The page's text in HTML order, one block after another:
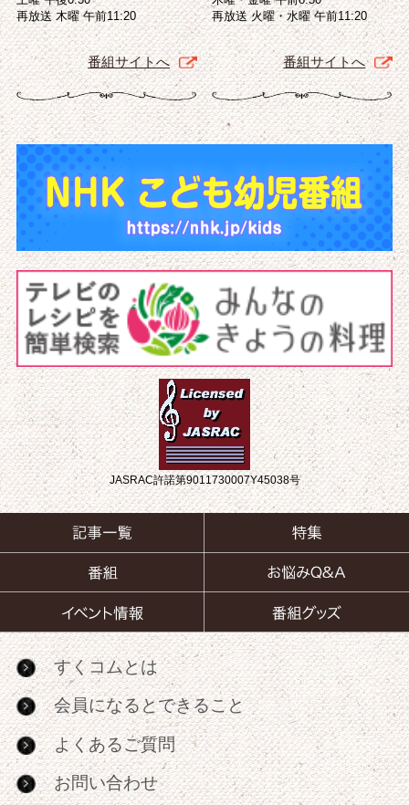
再放送 木曜 午前11:20
番組サイトへ
再放送 火曜・水曜 午前11:20
番組サイトへ
JASRAC許諾第9011730007Y45038号
すくコムとは
会員になるとできること
よくあるご質問
お問い合わせ